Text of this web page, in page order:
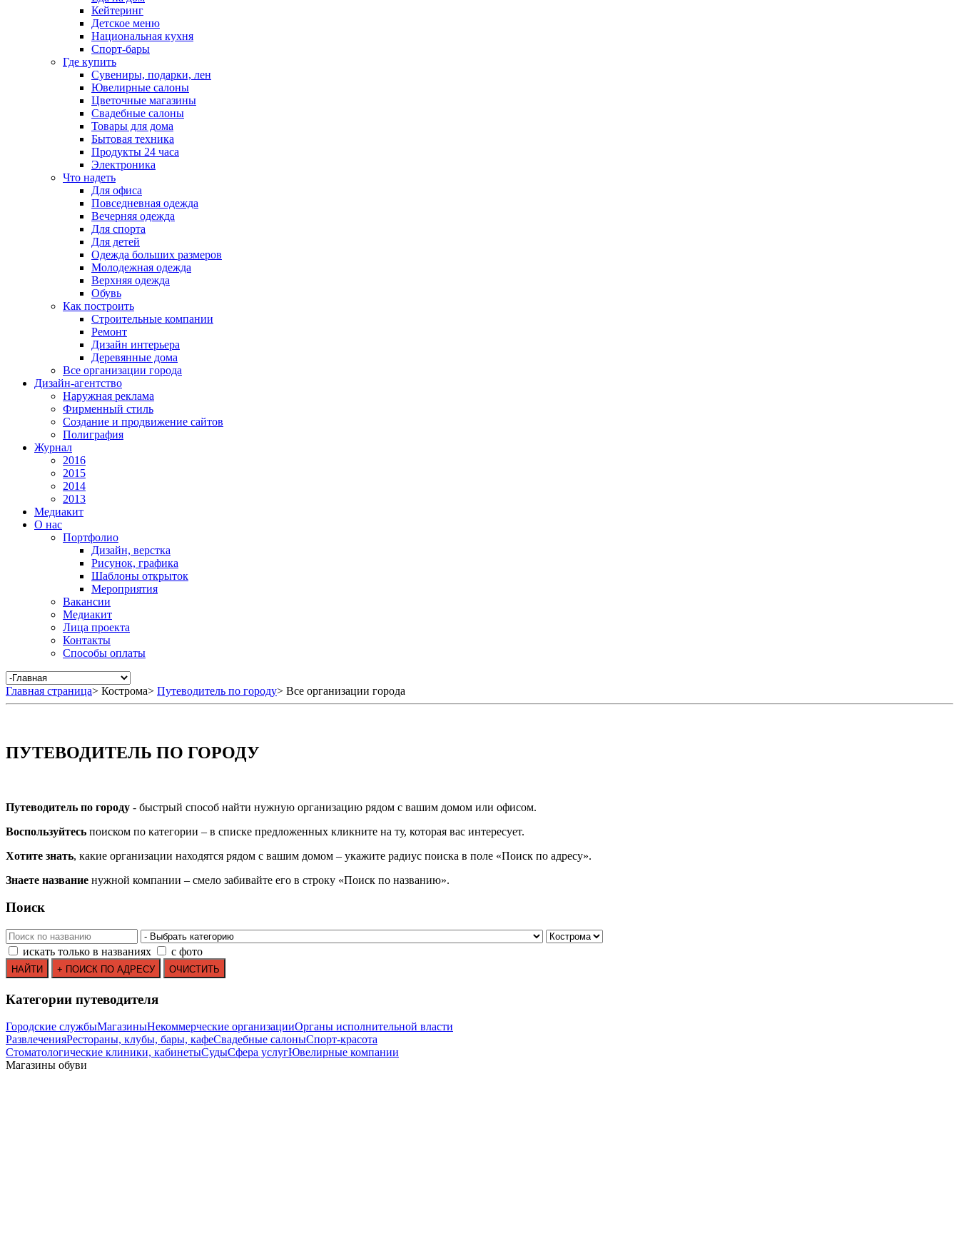
Кейтеринг
Детское меню
Национальная кухня
Спорт-бары
Где купить
Сувениры, подарки, лен
Ювелирные салоны
Цветочные магазины
Свадебные салоны
Товары для дома
Бытовая техника
Продукты 24 часа
Электроника
Что надеть
Для офиса
Повседневная одежда
Вечерняя одежда
Для спорта
Для детей
Одежда больших размеров
Молодежная одежда
Верхняя одежда
Обувь
Как построить
Строительные компании
Ремонт
Дизайн интерьера
Деревянные дома
Все организации города
Дизайн-агентство
Наружная реклама
Фирменный стиль
Создание и продвижение сайтов
Полиграфия
Журнал
2016
2015
2014
2013
Медиакит
О нас
Портфолио
Дизайн, верстка
Рисунок, графика
Шаблоны открыток
Мероприятия
Вакансии
Медиакит
Лица проекта
Контакты
Способы оплаты
Главная страница> Кострома> Путеводитель по городу> Все организации города
ПУТЕВОДИТЕЛЬ ПО ГОРОДУ
Путеводитель по городу - быстрый способ найти нужную организацию рядом с вашим домом или офисом.
Воспользуйтесь поиском по категории – в списке предложенных кликните на ту, которая вас интересует.
Хотите знать, какие организации находятся рядом с вашим домом – укажите радиус поиска в поле «Поиск по адресу».
Знаете название нужной компании – смело забивайте его в строку «Поиск по названию».
Поиск
искать только в названиях с фото
Категории путеводителя
Городские службыМагазиныНекоммерческие организацииОрганы исполнительной власти
РазвлеченияРестораны, клубы, бары, кафеСвадебные салоныСпорт-красота
Стоматологические клиники, кабинетыСудыСфера услугЮвелирные компании
Магазины обуви